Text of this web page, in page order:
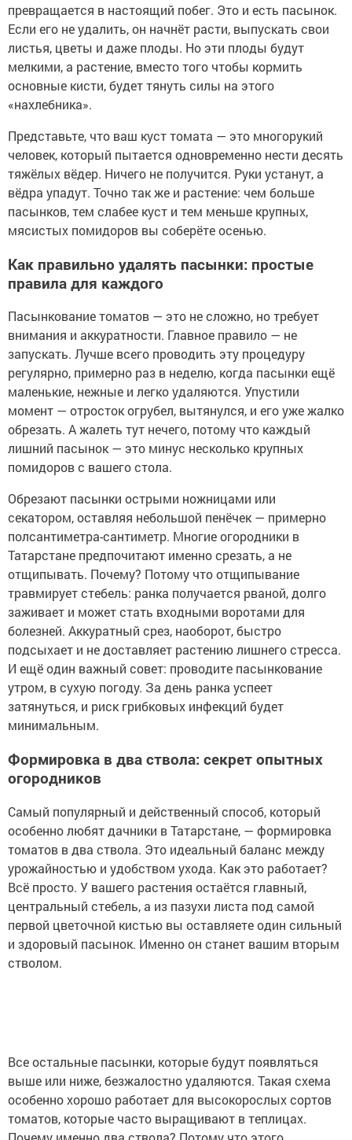
превращается в настоящий побег. Это и есть пасынок.
Если его не удалить, он начнёт расти, выпускать свои
листья, цветы и даже плоды. Но эти плоды будут
мелкими, а растение, вместо того чтобы кормить
основные кисти, будет тянуть силы на этого
«нахлебника».
Представьте, что ваш куст томата — это многорукий
человек, который пытается одновременно нести десять
тяжёлых вёдер. Ничего не получится. Руки устанут, а
вёдра упадут. Точно так же и растение: чем больше
пасынков, тем слабее куст и тем меньше крупных,
мясистых помидоров вы соберёте осенью.
Как правильно удалять пасынки: простые
правила для каждого
Пасынкование томатов — это не сложно, но требует
внимания и аккуратности. Главное правило — не
запускать. Лучше всего проводить эту процедуру
регулярно, примерно раз в неделю, когда пасынки ещё
маленькие, нежные и легко удаляются. Упустили
момент — отросток огрубел, вытянулся, и его уже жалко
обрезать. А жалеть тут нечего, потому что каждый
лишний пасынок — это минус несколько крупных
помидоров с вашего стола.
Обрезают пасынки острыми ножницами или
секатором, оставляя небольшой пенёчек — примерно
полсантиметра-сантиметр. Многие огородники в
Татарстане предпочитают именно срезать, а не
отщипывать. Почему? Потому что отщипывание
травмирует стебель: ранка получается рваной, долго
заживает и может стать входными воротами для
болезней. Аккуратный срез, наоборот, быстро
подсыхает и не доставляет растению лишнего стресса.
И ещё один важный совет: проводите пасынкование
утром, в сухую погоду. За день ранка успеет
затянуться, и риск грибковых инфекций будет
минимальным.
Формировка в два ствола: секрет опытных
огородников
Самый популярный и действенный способ, который
особенно любят дачники в Татарстане, — формировка
томатов в два ствола. Это идеальный баланс между
урожайностью и удобством ухода. Как это работает?
Всё просто. У вашего растения остаётся главный,
центральный стебель, а из пазухи листа под самой
первой цветочной кистью вы оставляете один сильный
и здоровый пасынок. Именно он станет вашим вторым
стволом.
Все остальные пасынки, которые будут появляться
выше или ниже, безжалостно удаляются. Такая схема
особенно хорошо работает для высокорослых сортов
томатов, которые часто выращивают в теплицах.